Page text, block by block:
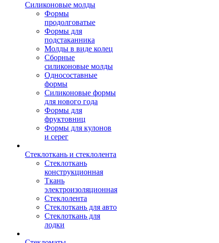
Силиконовые молды
Формы
продолговатые
Формы для
подстаканника
Молды в виде колец
Сборные
силиконовые молды
Односоставные
формы
Силиконовые формы
для нового года
Формы для
фруктовниц
Формы для кулонов
и серег
Стеклоткань и стеклолента
Стеклоткань
конструкционная
Ткань
электроизоляционная
Стеклолента
Стеклоткань для авто
Стеклоткань для
лодки